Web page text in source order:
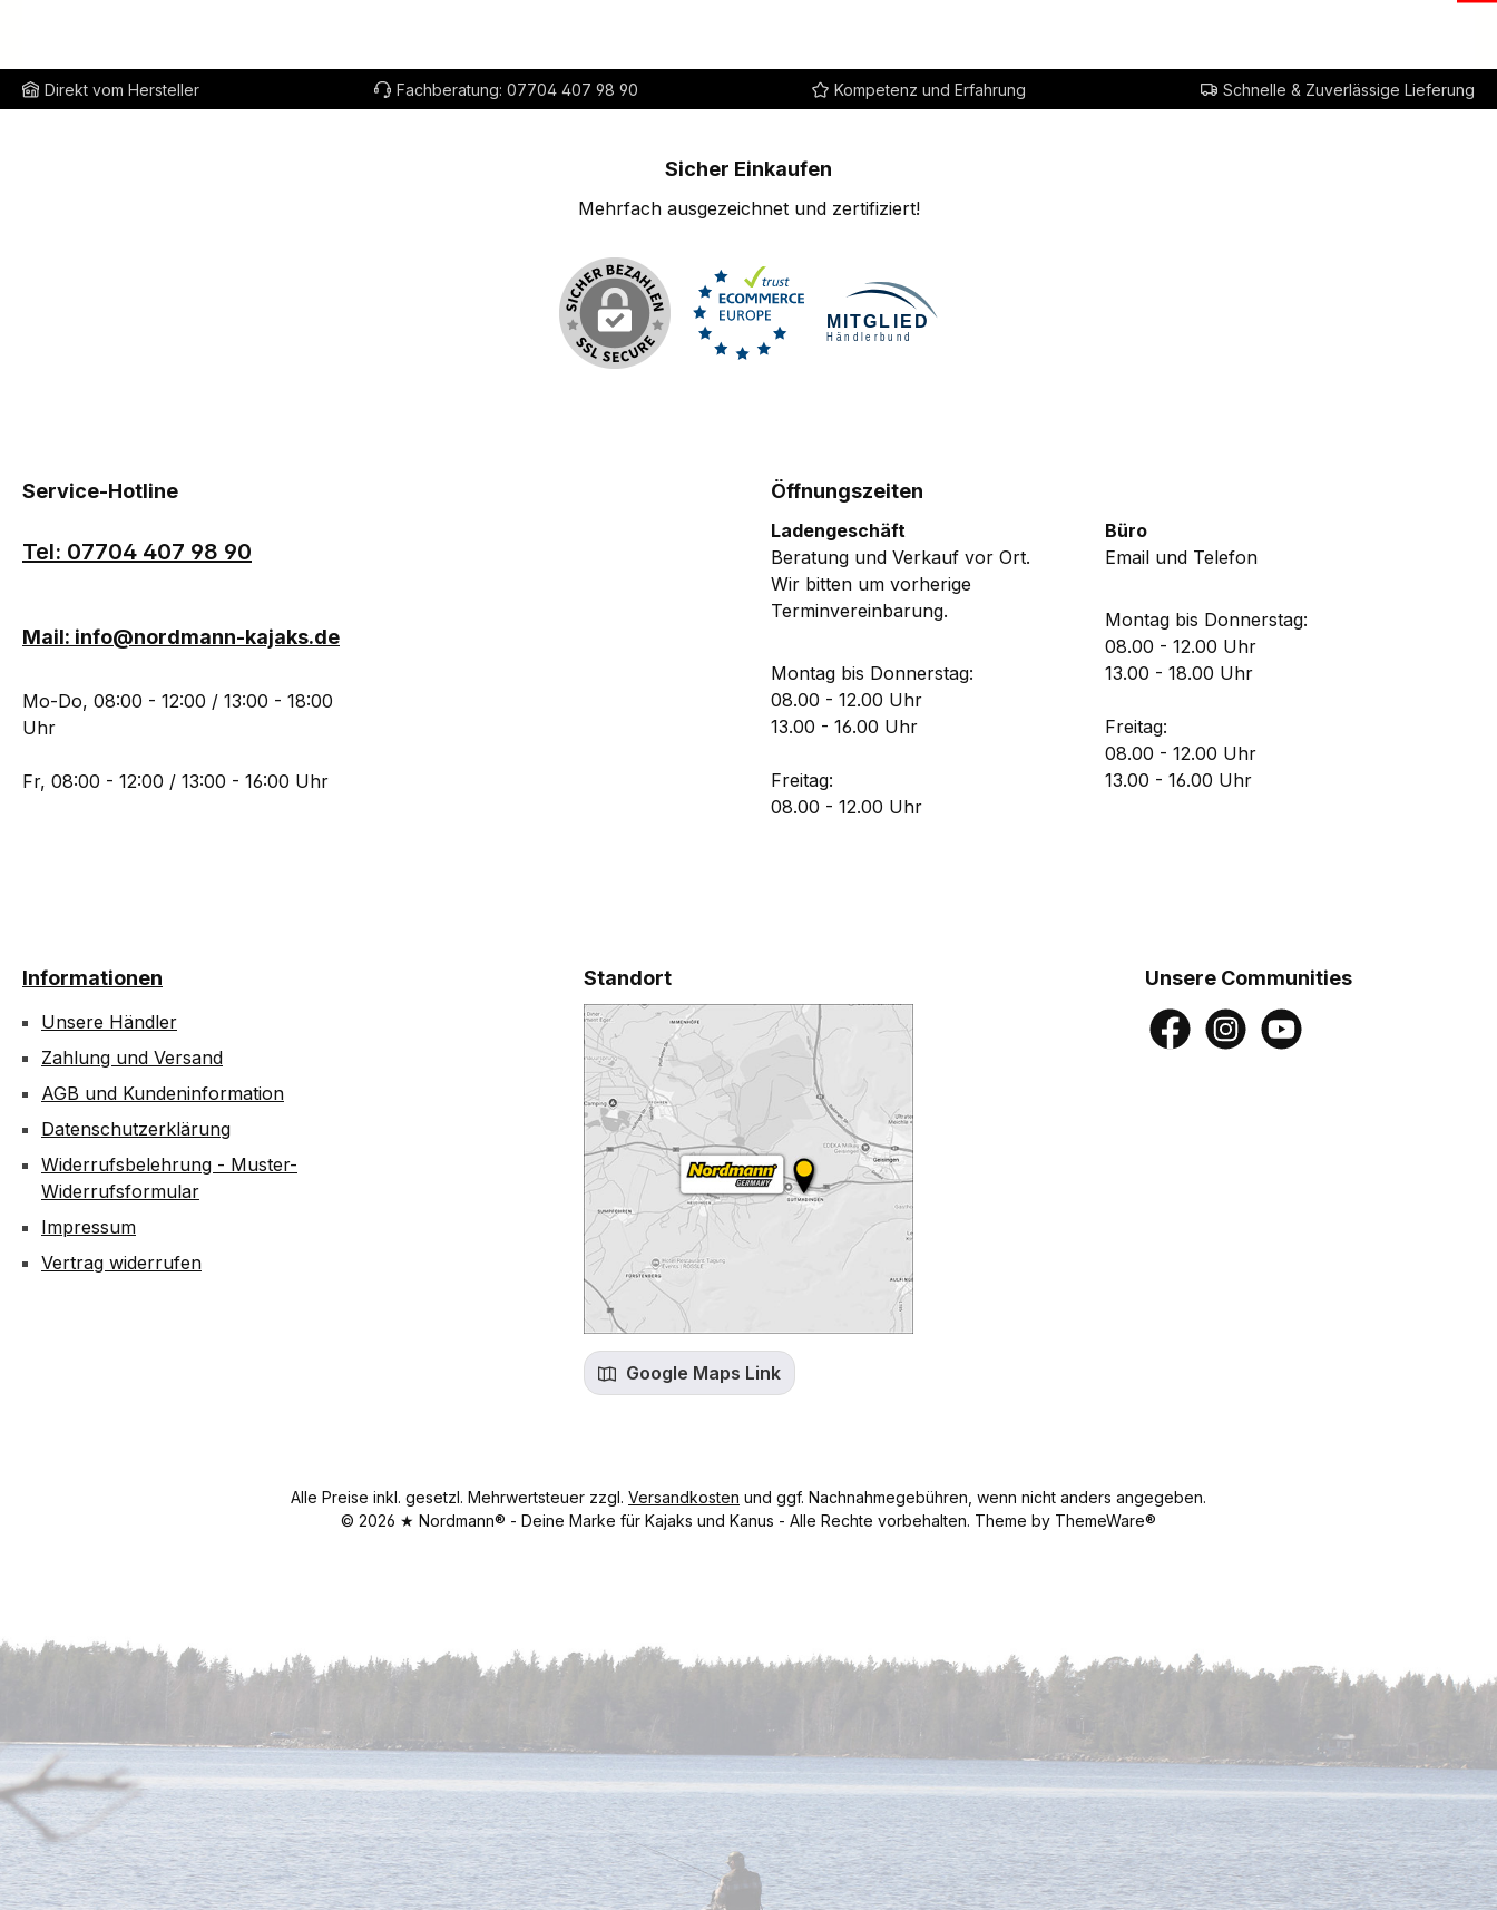
Direkt vom Hersteller Fachberatung: 07704 407 98 90 Kompetenz und Erfahrung Schnelle & Zuverlässige Lieferung
Sicher Einkaufen
Mehrfach ausgezeichnet und zertifiziert!
Service-Hotline
Tel: 07704 407 98 90
Mail: info@nordmann-kajaks.de
Mo-Do, 08:00 - 12:00 / 13:00 - 18:00
Uhr
Fr, 08:00 - 12:00 / 13:00 - 16:00 Uhr
Öffnungszeiten
Ladengeschäft
Beratung und Verkauf vor Ort.
Wir bitten um vorherige
Terminvereinbarung.
Montag bis Donnerstag:
08.00 - 12.00 Uhr
13.00 - 16.00 Uhr
Freitag:
08.00 - 12.00 Uhr
Büro
Email und Telefon
Montag bis Donnerstag:
08.00 - 12.00 Uhr
13.00 - 18.00 Uhr
Freitag:
08.00 - 12.00 Uhr
13.00 - 16.00 Uhr
Informationen
Unsere Händler
Zahlung und Versand
AGB und Kundeninformation
Datenschutzerklärung
Widerrufsbelehrung - Muster-
Widerrufsformular
Impressum
Vertrag widerrufen
Standort
Google Maps Link
Unsere Communities
FacebookInstagramYouTube
Alle Preise inkl. gesetzl. Mehrwertsteuer zzgl. Versandkosten und ggf. Nachnahmegebühren, wenn nicht anders angegeben.
© 2026 ★ Nordmann® - Deine Marke für Kajaks und Kanus - Alle Rechte vorbehalten. Theme by ThemeWare®